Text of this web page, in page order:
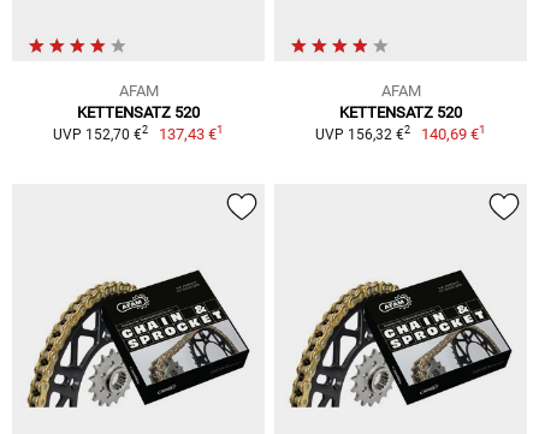
AFAM
KETTENSATZ 520
UVP 152,70 €2 137,43 €1
AFAM
KETTENSATZ 520
UVP 156,32 €2 140,69 €1